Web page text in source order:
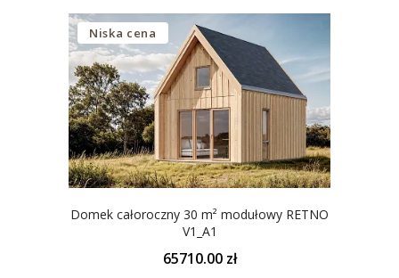
Niska cena
Domek całoroczny 30 m² modułowy RETNO
V1_A1
65710.00 zł